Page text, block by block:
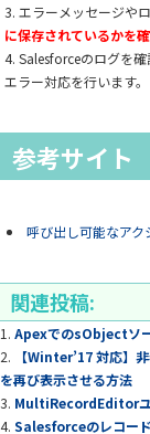
エラーメッセージやロ
に保存されているかを
Salesforceのログを確
エラー対応を行います。
参考サイト
呼び出し可能なア
関連投稿:
ApexでのsObjectソ
【Winter’17 対応】
を再び表示させる方法
MultiRecordEditorユ
Salesforceのレコー